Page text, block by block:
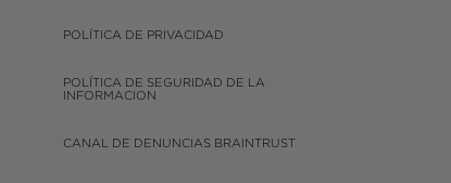
POLÍTICA DE PRIVACIDAD
POLÍTICA DE SEGURIDAD DE LA
INFORMACION
CANAL DE DENUNCIAS BRAINTRUST